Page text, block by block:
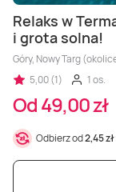
Relaks w
i grota solna!
Góry, Nowy Targ
5,00 (1)
1 os.
Od 49,00 zł
Odbierz od2,45 zł